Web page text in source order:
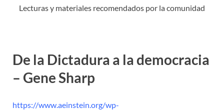
Lecturas y materiales recomendados por la comunidad
De la Dictadura a la democracia
– Gene Sharp
https://www.aeinstein.org/wp-